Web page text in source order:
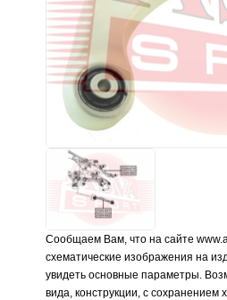
Сообщаем Вам, что на сайте
схематические изображения на
увидеть основные параметры.
вида, конструкции, с сохранением